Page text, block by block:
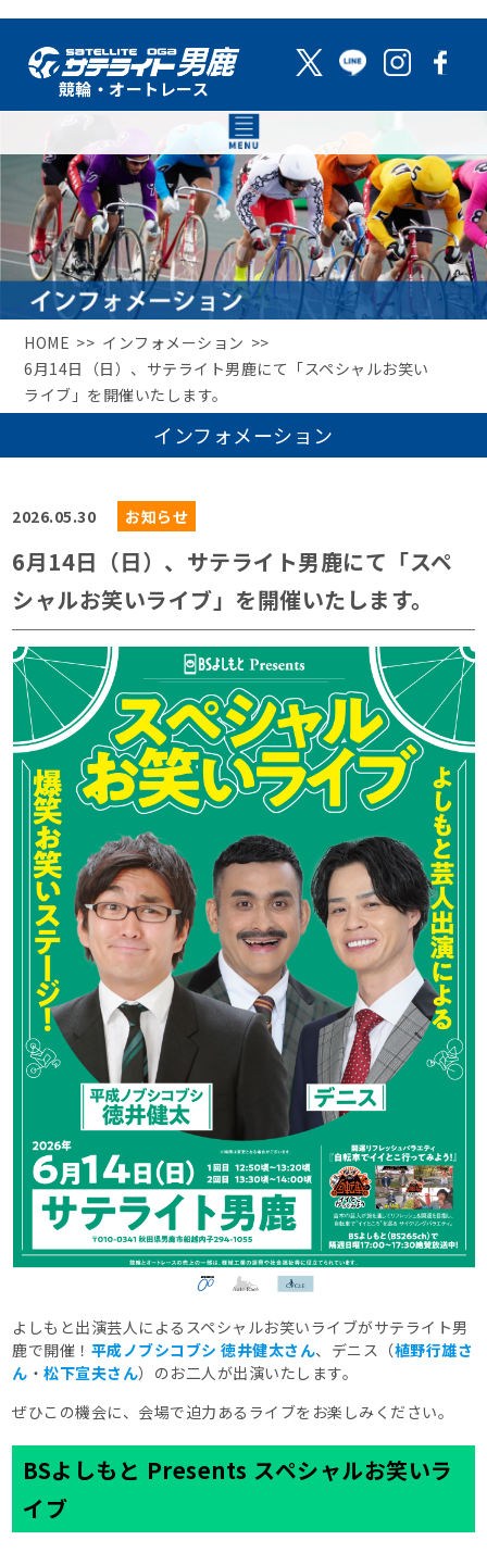
HOME
インフォメーション
6月14日（日）、サテライト男鹿にて「スペシャルお笑い
ライブ」を開催いたします。
インフォメーション
2026.05.30 お知らせ
6月14日（日）、サテライト男鹿にて「スペ
シャルお笑いライブ」を開催いたします。
よしもと出演芸人によるスペシャルお笑いライブがサテライト男
鹿で開催！ 平成ノブシコブシ 徳井健太さん、デニス（植野行雄さ
ん ・松下宣夫さん）のお二人が出演いたします。
ぜひこの機会に、会場で迫力あるライブをお楽しみください。
BSよしもと Presents スペシャルお笑いラ
イブ